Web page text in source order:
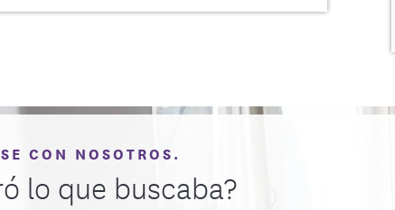
CON NOSOTROS.
lo que buscaba?